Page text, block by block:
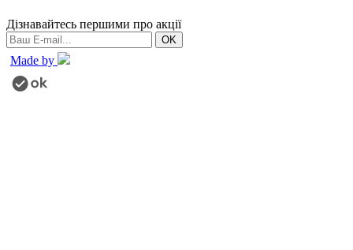
Дізнавайтесь першими про акції
Made by